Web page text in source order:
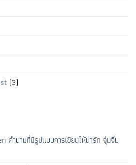
(3)
คำนามที่มีรูปแบบการเขียนให้น่ารัก จุ๋มจิ๋ม